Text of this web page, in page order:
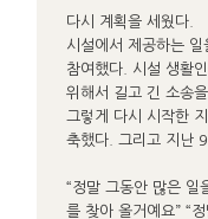
다시 계획을 세웠다.
시설에서 제공하는
참여했다. 시설 생활
위해서 길고 긴 소송
그렇게 다시 시작한
축했다. 그리고 지난
“정말 그동안 많은 일
를 찾아 올거예요” “